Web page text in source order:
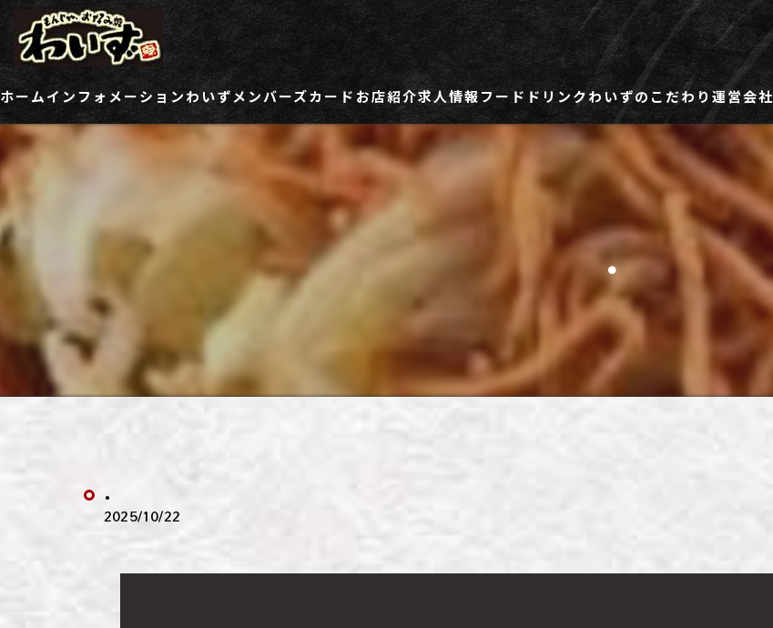
ホームインフォメーションわいずメンバーズカード
ご登録情報変更フォーム
お店紹介
わいず所沢店
わいずふじみ野店
わいず三芳店
わいず東川口店
求人情報
パート・アルバイト用求人ページ
フード ドリンクわいずのこだわり運営会社
.
.
2025/10/22